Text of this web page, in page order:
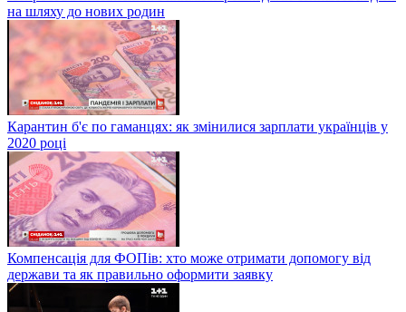
на шляху до нових родин
Карантин б'є по гаманцях: як змінилися зарплати українців у
2020 році
Компенсація для ФОПів: хто може отримати допомогу від
держави та як правильно оформити заявку